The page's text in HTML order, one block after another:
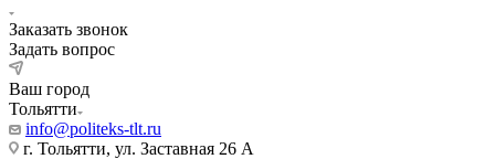
Заказать звонок
Задать вопрос
Ваш город
Тольятти
info@politeks-tlt.ru
г. Тольятти, ул. Заставная 26 А